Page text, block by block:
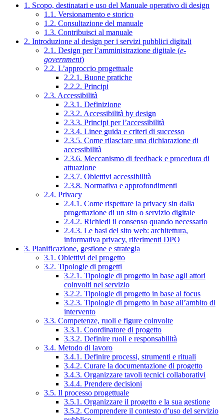
1. Scopo, destinatari e uso del Manuale operativo di design
1.1. Versionamento e storico
1.2. Consultazione del manuale
1.3. Contribuisci al manuale
2. Introduzione al design per i servizi pubblici digitali
2.1. Design per l’amministrazione digitale (e-
government)
2.2. L’approccio progettuale
2.2.1. Buone pratiche
2.2.2. Principi
2.3. Accessibilità
2.3.1. Definizione
2.3.2. Accessibilità by design
2.3.3. Principi per l’accessibilità
2.3.4. Linee guida e criteri di successo
2.3.5. Come rilasciare una dichiarazione di
accessibilità
2.3.6. Meccanismo di feedback e procedura di
attuazione
2.3.7. Obiettivi accessibilità
2.3.8. Normativa e approfondimenti
2.4. Privacy
2.4.1. Come rispettare la privacy sin dalla
progettazione di un sito o servizio digitale
2.4.2. Richiedi il consenso quando necessario
2.4.3. Le basi del sito web: architettura,
informativa privacy, riferimenti DPO
3. Pianificazione, gestione e strategia
3.1. Obiettivi del progetto
3.2. Tipologie di progetti
3.2.1. Tipologie di progetto in base agli attori
coinvolti nel servizio
3.2.2. Tipologie di progetto in base al focus
3.2.3. Tipologie di progetto in base all’ambito di
intervento
3.3. Competenze, ruoli e figure coinvolte
3.3.1. Coordinatore di progetto
3.3.2. Definire ruoli e responsabilità
3.4. Metodo di lavoro
3.4.1. Definire processi, strumenti e rituali
3.4.2. Curare la documentazione di progetto
3.4.3. Organizzare tavoli tecnici collaborativi
3.4.4. Prendere decisioni
3.5. Il processo progettuale
3.5.1. Organizzare il progetto e la sua gestione
3.5.2. Comprendere il contesto d’uso del servizio